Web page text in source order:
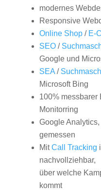
modernes
Responsive
Online Shop/ E-
SEO/
Google und
SEA/
Microsoft Bing
100% messbarer
Monitorring
Google
gemessen
MitCall Tracking
nachvollziehbar,
über welche
kommt